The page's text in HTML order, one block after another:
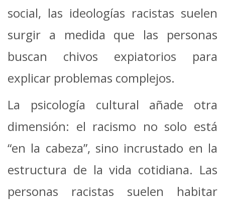
social, las ideologías racistas suelen
surgir a medida que las personas
buscan chivos expiatorios para
explicar problemas complejos.
La psicología cultural añade otra
dimensión: el racismo no solo está
“en la cabeza”, sino incrustado en la
estructura de la vida cotidiana. Las
personas racistas suelen habitar